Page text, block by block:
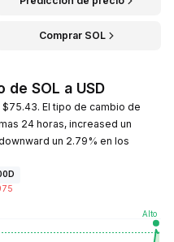
Comprar SOL
SOL a USD
El tipo de cambio de
24 horas, increased un
un 2.79% en los